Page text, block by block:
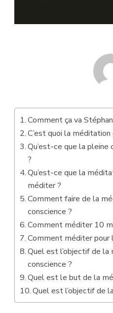
Comment ça va
C’est quoi la
Qu’est-ce que la pleine
?
Qu’est-ce que la
méditer ?
Comment faire de la
conscience ?
Comment méditer 10
Comment méditer pour
Quel est l’objectif de
conscience ?
Quel est le but de la
Quel est l’objectif de